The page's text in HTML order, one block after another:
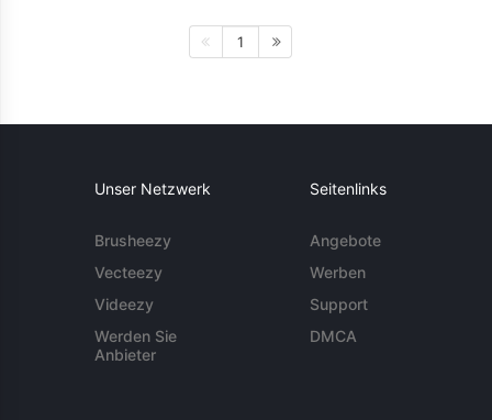
1
Unser Netzwerk
Brusheezy
Vecteezy
Videezy
Werden Sie
Anbieter
Seitenlinks
Angebote
Werben
Support
DMCA